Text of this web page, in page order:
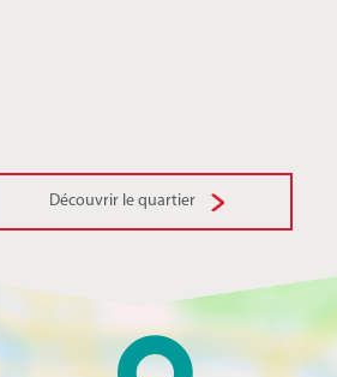
Découvrir le quartier